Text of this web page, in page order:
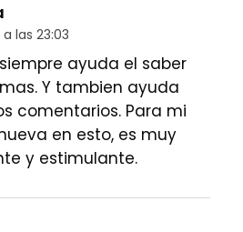
las 23:03
ayuda el saber
Y tambien ayuda
comentarios. Para mi
en esto, es muy
y estimulante.